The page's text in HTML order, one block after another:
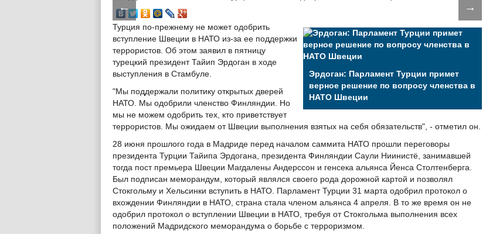
← →
Эрдоган: Парламент Турции примет
верное решение по вопросу членства в
НАТО Швеции
Турция по-прежнему не может одобрить
вступление Швеции в НАТО из-за ее поддержки
террористов. Об этом заявил в пятницу
турецкий президент Тайип Эрдоган в ходе
выступления в Стамбуле.
"Мы поддержали политику открытых дверей
НАТО. Мы одобрили членство Финляндии. Но
мы не можем одобрить тех, кто приветствует
террористов. Мы ожидаем от Швеции выполнения взятых на себя обязательств", - отметил он.
28 июня прошлого года в Мадриде перед началом саммита НАТО прошли переговоры
президента Турции Тайипа Эрдогана, президента Финляндии Саули Ниинистё, занимавшей
тогда пост премьера Швеции Магдалены Андерссон и генсека альянса Йенса Столтенберга.
Был подписан меморандум, который являлся своего рода дорожной картой и позволял
Стокгольму и Хельсинки вступить в НАТО. Парламент Турции 31 марта одобрил протокол о
вхождении Финляндии в НАТО, страна стала членом альянса 4 апреля. В то же время он не
одобрил протокол о вступлении Швеции в НАТО, требуя от Стокгольма выполнения всех
положений Мадридского меморандума о борьбе с терроризмом.